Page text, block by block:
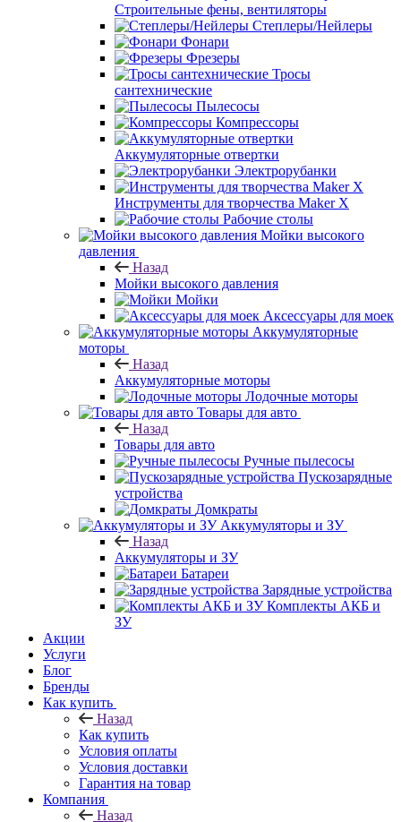
Строительные фены, вентиляторы
Степлеры/Нейлеры
Фонари
Фрезеры
Тросы
сантехнические
Пылесосы
Компрессоры
Аккумуляторные отвертки
Электрорубанки
Инструменты для творчества Maker X
Рабочие столы
Мойки высокого
давления
Назад
Мойки высокого давления
Мойки
Аксессуары для моек
Аккумуляторные
моторы
Назад
Аккумуляторные моторы
Лодочные моторы
Товары для авто
Назад
Товары для авто
Ручные пылесосы
Пускозарядные
устройства
Домкраты
Аккумуляторы и ЗУ
Назад
Аккумуляторы и ЗУ
Батареи
Зарядные устройства
Комплекты АКБ и
ЗУ
Акции
Услуги
Блог
Бренды
Как купить
Назад
Как купить
Условия оплаты
Условия доставки
Гарантия на товар
Компания
Назад